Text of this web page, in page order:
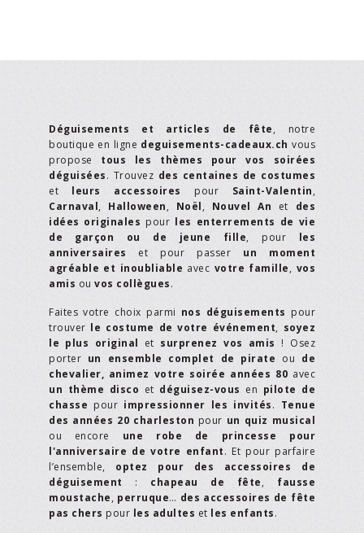
Déguisements et articles de fête, notre
boutique en ligne deguisements-cadeaux.ch vous
propose tous les thèmes pour vos soirées
déguisées. Trouvez des centaines de costumes
et leurs accessoires pour Saint-Valentin,
Carnaval, Halloween, Noël, Nouvel An et des
idées originales pour les enterrements de vie
de garçon ou de jeune fille, pour les
anniversaires et pour passer un moment
agréable et inoubliable avec votre famille, vos
amis ou vos collègues.
Faites votre choix parmi nos déguisements pour
trouver le costume de votre événement, soyez
le plus original et surprenez vos amis ! Osez
porter un ensemble complet de pirate ou de
chevalier, animez votre soirée années 80 avec
un thème disco et déguisez-vous en pilote de
chasse pour impressionner les invités. Tenue
des années 20 charleston pour un quiz musical
ou encore une robe de princesse pour
l'anniversaire de votre enfant. Et pour parfaire
l’ensemble, optez pour des accessoires de
déguisement : chapeau de fête, fausse
moustache, perruque… des accessoires de fête
pas chers pour les adultes et les enfants.